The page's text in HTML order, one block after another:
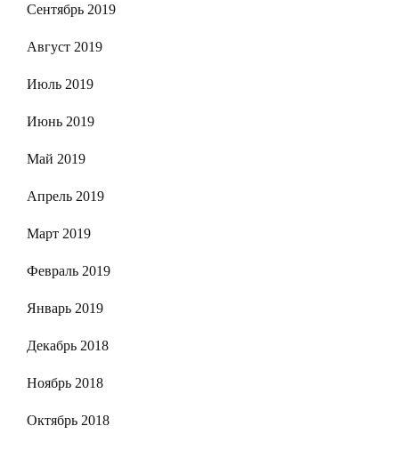
Сентябрь 2019
Август 2019
Июль 2019
Июнь 2019
Май 2019
Апрель 2019
Март 2019
Февраль 2019
Январь 2019
Декабрь 2018
Ноябрь 2018
Октябрь 2018